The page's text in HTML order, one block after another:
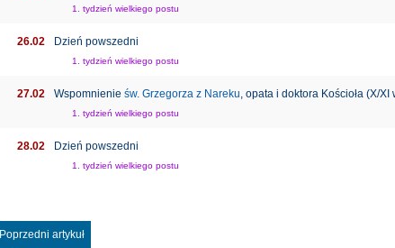
1. tydzień wielkiego postu
26.02 Dzień powszedni
1. tydzień wielkiego postu
27.02 Wspomnienie św. Grzegorza z Nareku, opata i doktora Kościoła (X/XI
1. tydzień wielkiego postu
28.02 Dzień powszedni
1. tydzień wielkiego postu
Poprzedni artykuł